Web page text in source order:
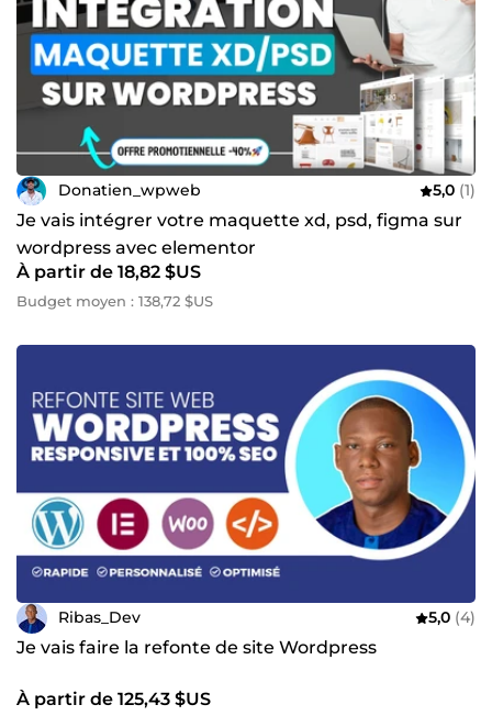
Donatien_wpweb 5,0 (1)
Je vais intégrer votre maquette xd, psd, figma sur
wordpress avec elementor
À partir de 18,82 $US
Budget moyen : 138,72 $US
Ribas_Dev 5,0 (4)
Je vais faire la refonte de site Wordpress
À partir de 125,43 $US